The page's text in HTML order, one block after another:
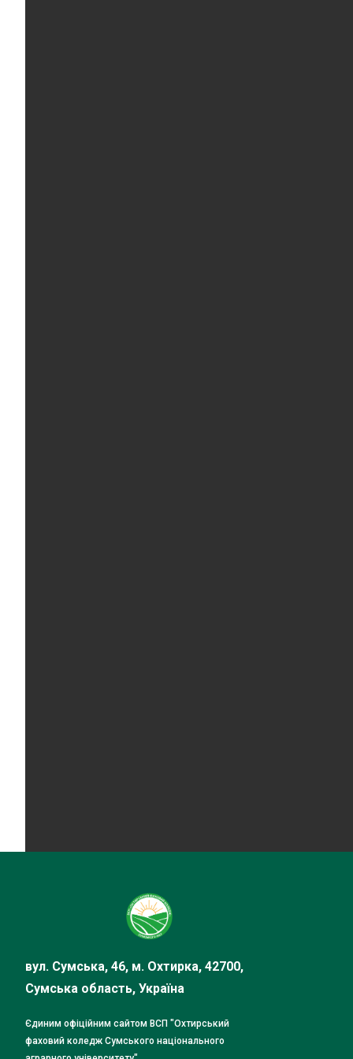
вул. Сумська, 46, м. Охтирка, 42700,
Сумська область, Україна
Єдиним офіційним сайтом ВСП "Охтирський
фаховий коледж Сумського національного